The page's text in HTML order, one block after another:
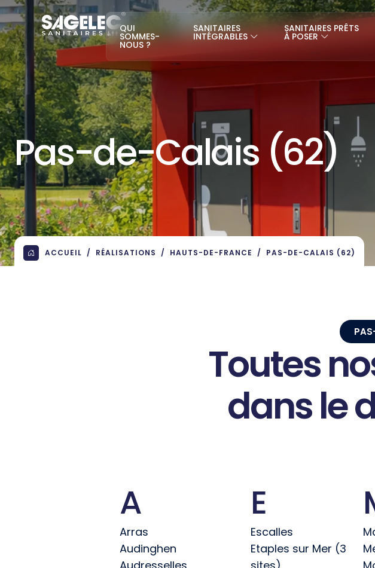
QUI
SOMMES-
NOUS ?
SANITAIRES
INTÉGRABLES
SANITAIRES PRÊTS
À POSER
Pas-de-Calais (62)
ACCUEIL RÉALISATIONS HAUTS-DE-FRANCE PAS-DE-CALAIS (62)
Toutes
dansle
A
Arras
Audinghen
E
Escalles
Etaples sur Mer (3